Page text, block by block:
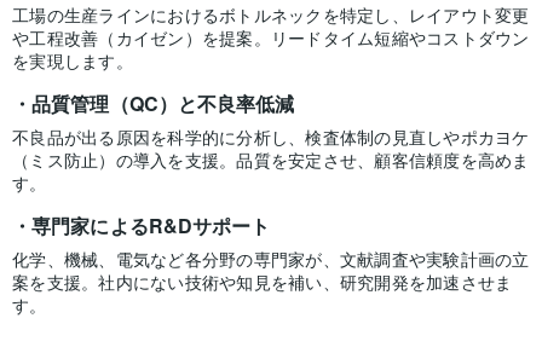
工場の生産ラインにおけるボトルネックを特定し、レイアウト変更
や工程改善（カイゼン）を提案。リードタイム短縮やコストダウン
を実現します。
品質管理（QC）と不良率低減
不良品が出る原因を科学的に分析し、検査体制の見直しやポカヨケ
（ミス防止）の導入を支援。品質を安定させ、顧客信頼度を高めま
す。
専門家によるR&Dサポート
化学、機械、電気など各分野の専門家が、文献調査や実験計画の立
案を支援。社内にない技術や知見を補い、研究開発を加速させま
す。